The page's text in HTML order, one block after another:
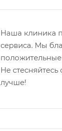
Наша клиника
сервиса. Мы
Не
лучше!